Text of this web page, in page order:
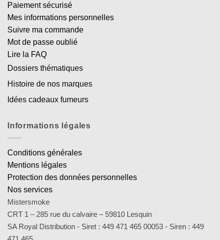
Paiement sécurisé
Mes informations personnelles
Suivre ma commande
Mot de passe oublié
Lire la FAQ
Dossiers thématiques
Histoire de nos marques
Idées cadeaux fumeurs
Informations légales
Conditions générales
Mentions légales
Protection des données personnelles
Nos services
Mistersmoke
CRT 1 – 285 rue du calvaire – 59810 Lesquin
SA Royal Distribution - Siret : 449 471 465 00053 - Siren : 449